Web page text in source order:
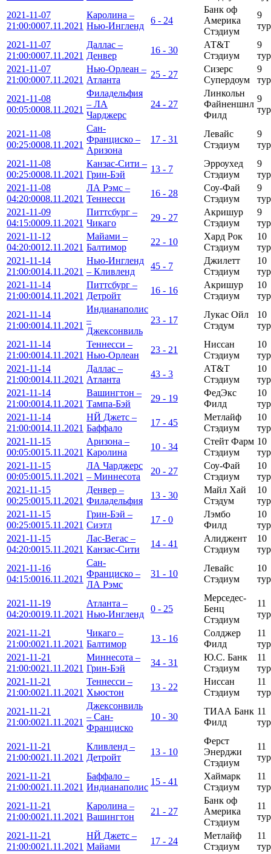
2021-11-07
21:00:0007.11.2021
Каролина –
Нью-Ингленд
6 - 24
Банк оф
Америка
Стэдиум
9
тур
2021-11-07
21:00:0007.11.2021
Даллас –
Денвер
16 - 30
АТ&Т
Стэдиум
9
тур
2021-11-07
21:00:0007.11.2021
Нью-Орлеан –
Атланта
25 - 27
Сизерс
Супердоум
9
тур
2021-11-08
00:05:0008.11.2021
Филадельфия
– ЛА
Чарджерс
24 - 27
Линкольн
Файненшнл
Филд
9
тур
2021-11-08
00:25:0008.11.2021
Сан-
Франциско –
Аризона
17 - 31
Левайс
Стэдиум
9
тур
2021-11-08
00:25:0008.11.2021
Канзас-Сити –
Грин-Бэй
13 - 7
Эрроухед
Стэдиум
9
тур
2021-11-08
04:20:0008.11.2021
ЛА Рэмс –
Теннесси
16 - 28
Соу-Фай
Стэдиум
9
тур
2021-11-09
04:15:0009.11.2021
Питтсбург –
Чикаго
29 - 27
Акришур
Стэдиум
9
тур
2021-11-12
04:20:0012.11.2021
Майами –
Балтимор
22 - 10
Хард Рок
Стэдиум
10
тур
2021-11-14
21:00:0014.11.2021
Нью-Ингленд
– Кливленд
45 - 7
Джилетт
Стэдиум
10
тур
2021-11-14
21:00:0014.11.2021
Питтсбург –
Детройт
16 - 16
Акришур
Стэдиум
10
тур
2021-11-14
21:00:0014.11.2021
Индианаполис
–
Джексонвиль
23 - 17
Лукаc Ойл
Стэдум
10
тур
2021-11-14
21:00:0014.11.2021
Теннесси –
Нью-Орлеан
23 - 21
Ниссан
Стэдиум
10
тур
2021-11-14
21:00:0014.11.2021
Даллас –
Атланта
43 - 3
АТ&Т
Стэдиум
10
тур
2021-11-14
21:00:0014.11.2021
Вашингтон –
Тампа-Бэй
29 - 19
ФедЭкс
Филд
10
тур
2021-11-14
21:00:0014.11.2021
НЙ Джетс –
Баффало
17 - 45
Метлайф
Стэдиум
10
тур
2021-11-15
00:05:0015.11.2021
Аризона –
Каролина
10 - 34
Стейт Фарм
Стэдиум
10
тур
2021-11-15
00:05:0015.11.2021
ЛА Чарджерс
– Миннесота
20 - 27
Соу-Фай
Стэдиум
10
тур
2021-11-15
00:25:0015.11.2021
Денвер –
Филадельфия
13 - 30
Майл Хай
Стэдум
10
тур
2021-11-15
00:25:0015.11.2021
Грин-Бэй –
Сиэтл
17 - 0
Лэмбо
Филд
10
тур
2021-11-15
04:20:0015.11.2021
Лас-Вегас –
Канзас-Сити
14 - 41
Алиджент
Стэдиум
10
тур
2021-11-16
04:15:0016.11.2021
Сан-
Франциско –
ЛА Рэмс
31 - 10
Левайс
Стэдиум
10
тур
2021-11-19
04:20:0019.11.2021
Атланта –
Нью-Ингленд
0 - 25
Мерседес-
Бенц
Стэдиум
11
тур
2021-11-21
21:00:0021.11.2021
Чикаго –
Балтимор
13 - 16
Солджер
Филд
11
тур
2021-11-21
21:00:0021.11.2021
Миннесота –
Грин-Бэй
34 - 31
Ю.С. Банк
Стэдиум
11
тур
2021-11-21
21:00:0021.11.2021
Теннесси –
Хьюстон
13 - 22
Ниссан
Стэдиум
11
тур
2021-11-21
21:00:0021.11.2021
Джексонвиль
– Сан-
Франциско
10 - 30
ТИАА Банк
Филд
11
тур
2021-11-21
21:00:0021.11.2021
Кливленд –
Детройт
13 - 10
Ферст
Энерджи
Стэдиум
11
тур
2021-11-21
21:00:0021.11.2021
Баффало –
Индианаполис
15 - 41
Хаймарк
Стэдиум
11
тур
2021-11-21
21:00:0021.11.2021
Каролина –
Вашингтон
21 - 27
Банк оф
Америка
Стэдиум
11
тур
2021-11-21
21:00:0021.11.2021
НЙ Джетс –
Майами
17 - 24
Метлайф
Стэдиум
11
тур